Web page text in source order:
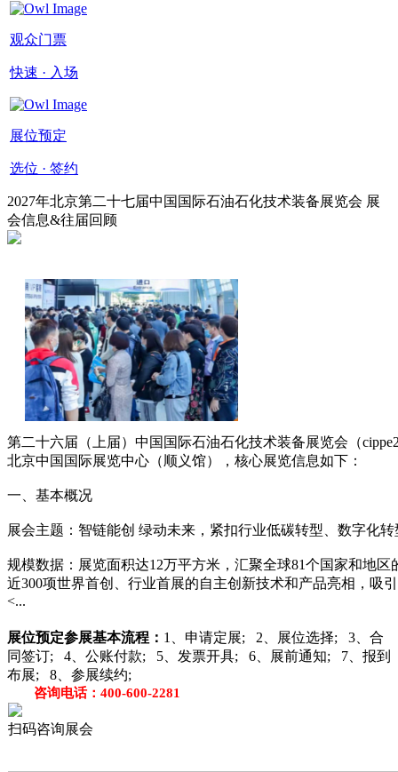
观众门票
快速 · 入场
展位预定
选位 · 签约
2027年北京第二十七届中国国际石油石化技术装备展览会 展
会信息&往届回顾
第二十六届（上届）中国国际石油石化技术装备展览会（
北京中国国际展览中心（顺义馆）‌，核心展览信息如下：
一、基本概况
展会主题：‌智链能创 绿动未来‌，紧扣行业低碳转型、数字化
规模数据：展览面积达‌12万平方米‌，汇聚全球‌81个国家和地
近300项世界首创、行业首展的自主创新技术和产品亮相，吸
<...
展位预定参展基本流程： 1、申请定展; 2、展位选择; 3、合
同签订; 4、公账付款; 5、发票开具; 6、展前通知; 7、报到
布展; 8、参展续约;
咨询电话：400-600-2281
扫码咨询展会